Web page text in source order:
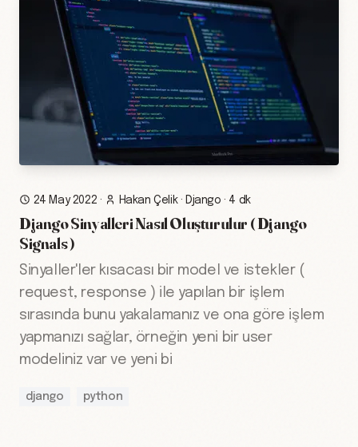
24 May 2022 · Hakan Çelik· Django · 4 dk
Django Sinyalleri Nasıl Oluşturulur ( Django
Signals )
Sinyaller'ler kısacası bir model ve istekler (
request, response ) ile yapılan bir işlem
sırasında bunu yakalamanız ve ona göre işlem
yapmanızı sağlar, örneğin yeni bir user
modeliniz var ve yeni bi
django python